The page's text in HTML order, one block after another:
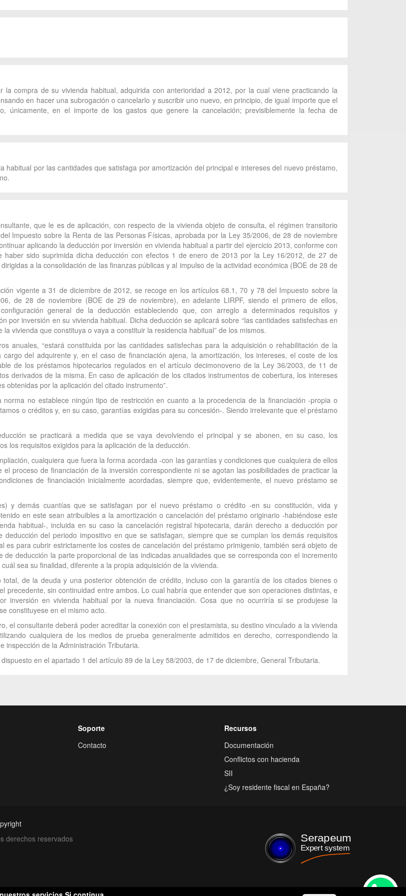
la compra de su vivienda habitual, adquirida con anterioridad a 2012, por la cual viene practicando la
en hacer una subrogación o cancelarlo y suscribir uno nuevo, en principio, de igual importe que el
únicamente, en el importe de los gastos que genere la cancelación; previsiblemente la fecha de
habitual por las cantidades que satisfaga por amortización del principal e intereses del nuevo préstamo,
que le es de aplicación, con respecto de la vivienda objeto de consulta, el régimen transitorio
Impuesto sobre la Renta de las Personas Físicas, aprobada por la Ley 35/2006, de 28 de noviembre
aplicando la deducción por inversión en vivienda habitual a partir del ejercicio 2013, conforme con
sido suprimida dicha deducción con efectos 1 de enero de 2013 por la Ley 16/2012, de 27 de
a la consolidación de las finanzas públicas y al impulso de la actividad económica (BOE de 28 de
vigente a 31 de diciembre de 2012, se recoge en los artículos 68.1, 70 y 78 del Impuesto sobre la
de 28 de noviembre (BOE de 29 de noviembre), en adelante LIRPF, siendo el primero de ellos,
general de la deducción estableciendo que, con arreglo a determinados requisitos y
por inversión en su vivienda habitual. Dicha deducción se aplicará sobre “las cantidades satisfechas en
vivienda que constituya o vaya a constituir la residencia habitual” de los mismos.
anuales, “estará constituida por las cantidades satisfechas para la adquisición o rehabilitación de la
del adquirente y, en el caso de financiación ajena, la amortización, los intereses, el coste de los
de los préstamos hipotecarios regulados en el artículo decimonoveno de la Ley 36/2003, de 11 de
derivados de la misma. En caso de aplicación de los citados instrumentos de cobertura, los intereses
obtenidas por la aplicación del citado instrumento”.
no establece ningún tipo de restricción en cuanto a la procedencia de la financiación -propia o
o créditos y, en su caso, garantías exigidas para su concesión-. Siendo irrelevante que el préstamo
se practicará a medida que se vaya devolviendo el principal y se abonen, en su caso, los
los requisitos exigidos para la aplicación de la deducción.
cualquiera que fuera la forma acordada -con las garantías y condiciones que cualquiera de ellos
proceso de financiación de la inversión correspondiente ni se agotan las posibilidades de practicar la
de financiación inicialmente acordadas, siempre que, evidentemente, el nuevo préstamo se
y demás cuantías que se satisfagan por el nuevo préstamo o crédito -en su constitución, vida y
en este sean atribuibles a la amortización o cancelación del préstamo originario -habiéndose este
habitual-, incluida en su caso la cancelación registral hipotecaria, darán derecho a deducción por
del periodo impositivo en que se satisfagan, siempre que se cumplan los demás requisitos
es para cubrir estrictamente los costes de cancelación del préstamo primigenio, también será objeto de
deducción la parte proporcional de las indicadas anualidades que se corresponda con el incremento
sea su finalidad, diferente a la propia adquisición de la vivienda.
de la deuda y una posterior obtención de crédito, incluso con la garantía de los citados bienes o
precedente, sin continuidad entre ambos. Lo cual habría que entender que son operaciones distintas, e
inversión en vivienda habitual por la nueva financiación. Cosa que no ocurriría si se produjese la
constituyese en el mismo acto.
el consultante deberá poder acreditar la conexión con el prestamista, su destino vinculado a la vivienda
cualquiera de los medios de prueba generalmente admitidos en derecho, correspondiendo la
inspección de la Administración Tributaria.
en el apartado 1 del artículo 89 de la Ley 58/2003, de 17 de diciembre, General Tributaria.
Soporte
Contacto
Recursos
Documentación
Conflictos con hacienda
SII
¿Soy residente fiscal en España?
derechos reservados